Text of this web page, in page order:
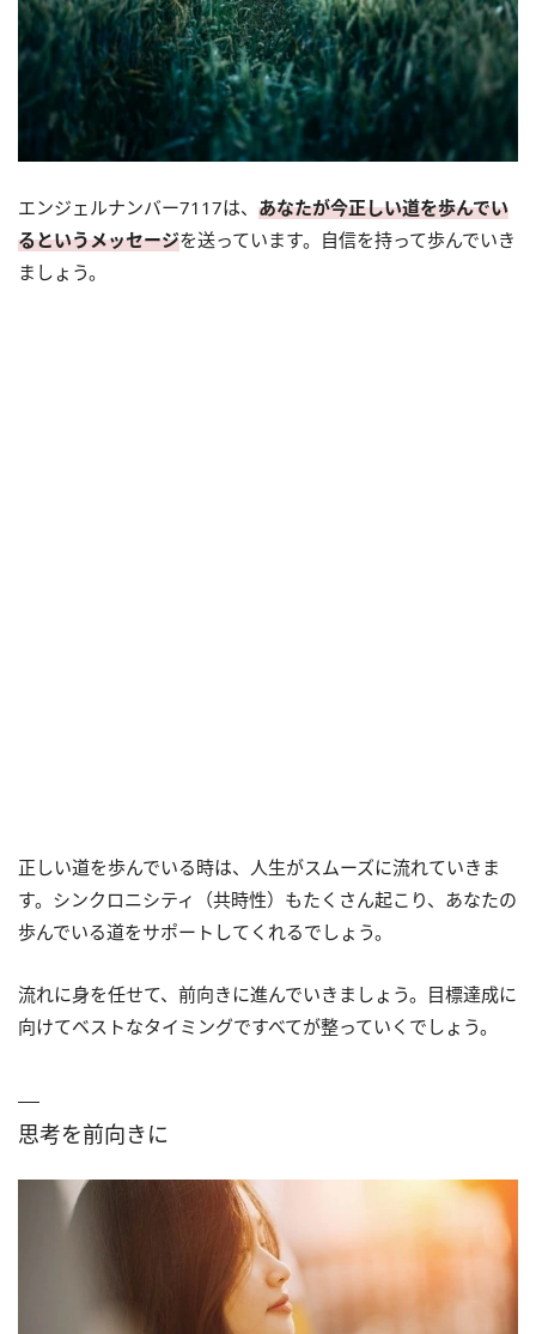
エンジェルナンバー7117は、 あなたが今正しい道を歩んでい
るというメッセージを送っています。自信を持って歩んでいき
ましょう。
正しい道を歩んでいる時は、人生がスムーズに流れていきま
す。シンクロニシティ（共時性）もたくさん起こり、あなたの
歩んでいる道をサポートしてくれるでしょう。
流れに身を任せて、前向きに進んでいきましょう。目標達成に
向けてベストなタイミングですべてが整っていくでしょう。
思考を前向きに